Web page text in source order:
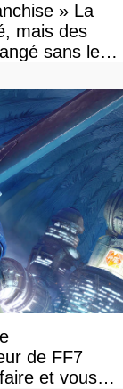
» La
mais des
sans le
de FF7
et vous